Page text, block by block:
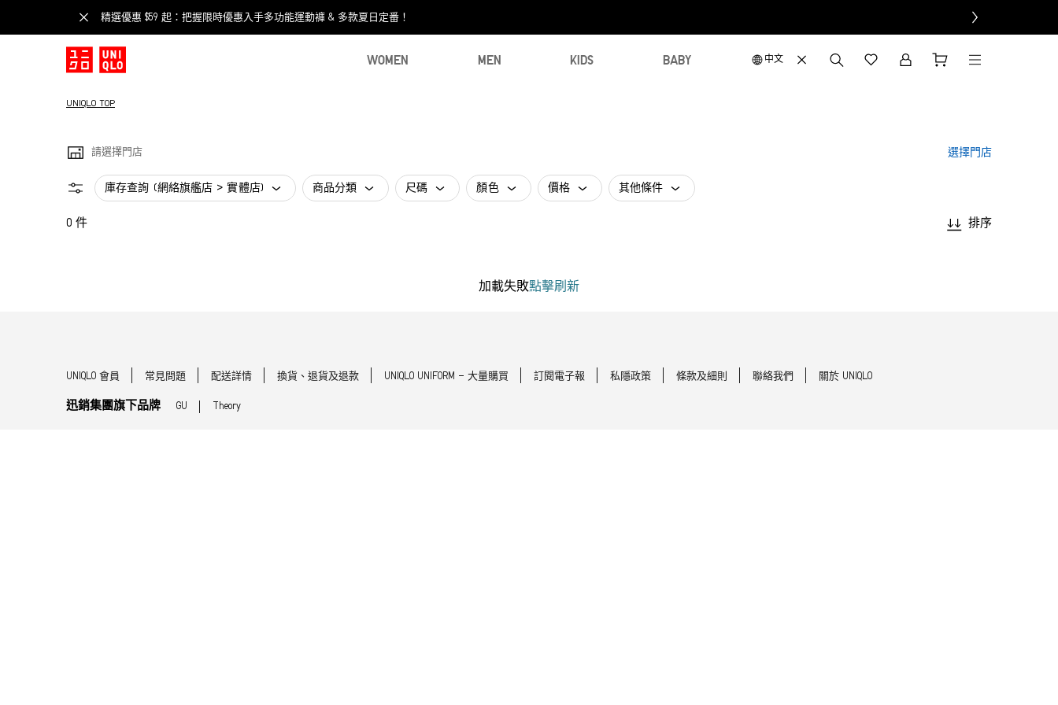
精選優惠 $59 起：把握限時優惠入手多功能運動褲 & 多款夏日定番！​
WOMEN MEN KIDS BABY 中文
UNIQLO TOP
請選擇門店 選擇門店
庫存查詢 (網絡旗艦店 > 實體店) 商品分類 尺碼 顏色 價格 其他條件
0 件 排序
加載失敗點擊刷新
UNIQLO 會員 常見問題 配送詳情 換貨、退貨及退款 UNIQLO UNIFORM - 大量購買 訂閱電子報 私隱政策 條款及細則 聯絡我們 關於 UNIQLO
迅銷集團旗下品牌 GU Theory